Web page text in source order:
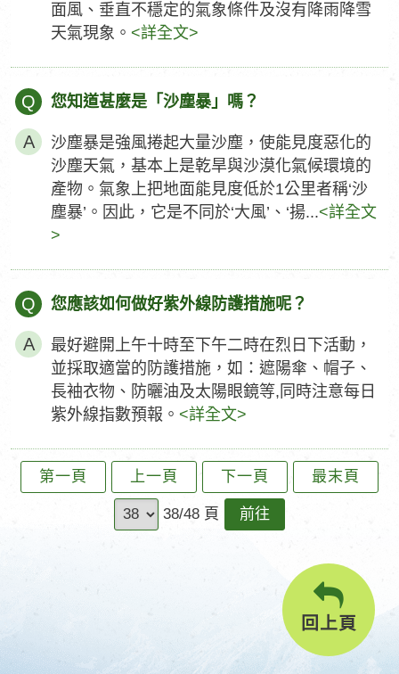
面風、垂直不穩定的氣象條件及沒有降雨降雪
天氣現象。 <詳全文>
Q 您知道甚麼是「沙塵暴」嗎？
沙塵暴是強風捲起大量沙塵，使能見度惡化的
沙塵天氣，基本上是乾旱與沙漠化氣候環境的
產物。氣象上把地面能見度低於1公里者稱‘沙
塵暴’。因此，它是不同於‘大風’、‘揚...<詳全文
>
Q 您應該如何做好紫外線防護措施呢？
最好避開上午十時至下午二時在烈日下活動，
並採取適當的防護措施，如：遮陽傘、帽子、
長袖衣物、防曬油及太陽眼鏡等,同時注意每日
紫外線指數預報。 <詳全文>
第一頁 上一頁 下一頁 最末頁
38/48 頁
往
回上頁